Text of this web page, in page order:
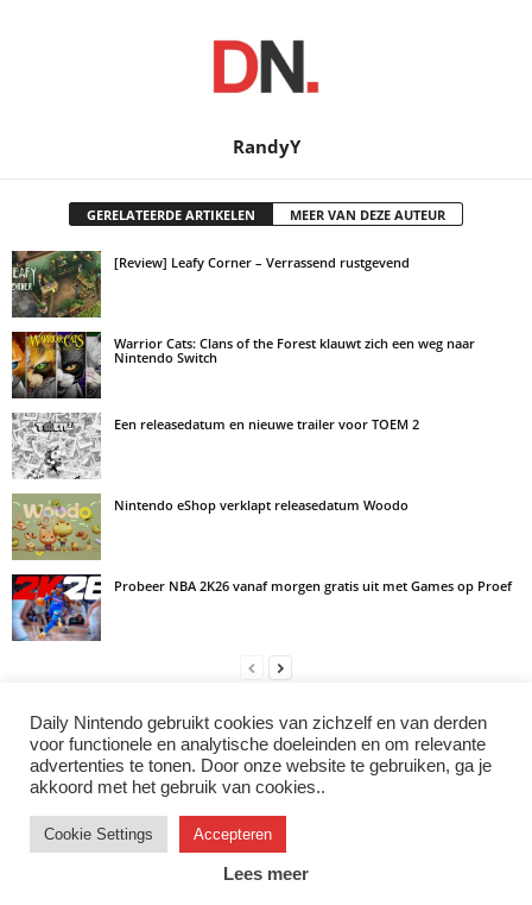
RandyY
GERELATEERDE ARTIKELEN MEER VAN DEZE AUTEUR
[Review] Leafy Corner – Verrassend rustgevend
Warrior Cats: Clans of the Forest klauwt zich een weg naar
Nintendo Switch
Een releasedatum en nieuwe trailer voor TOEM 2
Nintendo eShop verklapt releasedatum Woodo
Probeer NBA 2K26 vanaf morgen gratis uit met Games op Proef
LAAT EEN REACTIE ACHTER
Log in om een opmerking achter te laten
Instagram Facebook X/Twitter
Daily Nintendo gebruikt cookies van zichzelf en van derden
voor functionele en analytische doeleinden en om relevante
advertenties te tonen. Door onze website te gebruiken, ga je
akkoord met het gebruik van cookies..
Cookie Settings Accepteren
Lees meer